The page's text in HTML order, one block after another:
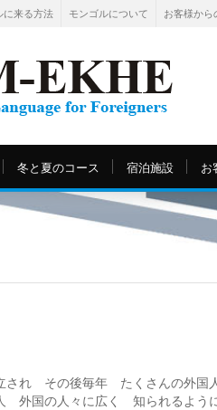
に来る方法 モンゴルについて お客様から
冬と夏のコース 宿泊施設 お
され その後毎年 たくさんの外
外国の人々に広く 知られるように